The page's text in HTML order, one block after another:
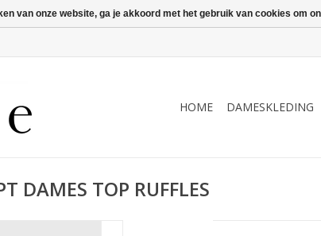
HOME DAMESKLEDING
DAMES TOP RUFFLES
van onze website, ga je akkoord met het gebruik van cookies om